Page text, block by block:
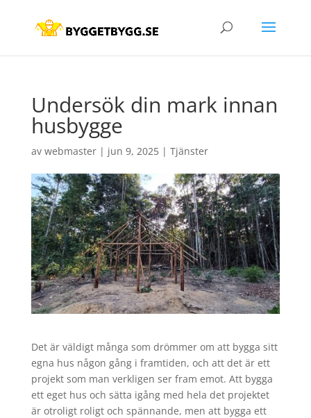
Undersök din mark innan
husbygge
av webmaster| jun 9, 2025| Tjänster
Det är väldigt många som drömmer om att bygga sitt
egna hus någon gång i framtiden, och att det är ett
projekt som man verkligen ser fram emot. Att bygga
ett eget hus och sätta igång med hela det projektet
är otroligt roligt och spännande, men att bygga ett